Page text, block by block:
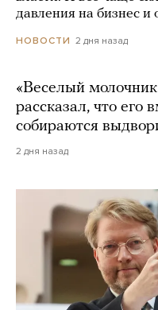
давления на бизнес
НОВОСТИ 2 дня назад
«Веселый
рассказал, что его
собираются
2 дня назад